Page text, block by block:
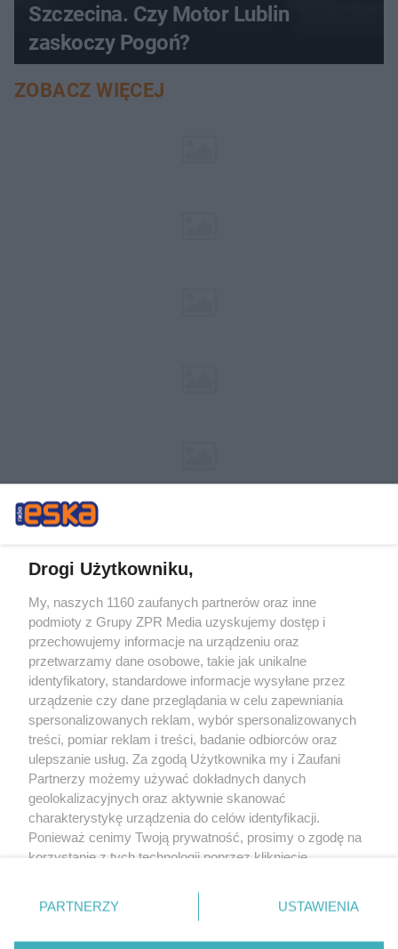
Szczecina. Czy Motor Lublin
zaskoczy Pogoń?
ZOBACZ WIĘCEJ
Żaden utwór zamieszczony w serwisie nie może być powielany i
rozpowszechniany lub dalej rozpowszechniany w jakikolwiek sposób (w
tym także elektroniczny lub mechaniczny) na jakimkolwiek polu
eksploatacji w jakiejkolwiek formie, włącznie z umieszczaniem w Internecie
bez pisemnej zgody właściciela praw. Jakiekolwiek użycie lub
wykorzystanie utworów w całości lub w części z naruszeniem prawa, tzn.
bez właściwej zgody, jest zabronione pod groźbą kary i może być ścigane
prawnie.
O nas
Drogi Użytkowniku,
My, naszych 1160 zaufanych partnerów oraz inne
podmioty z Grupy ZPR Media uzyskujemy dostęp i
przechowujemy informacje na urządzeniu oraz
przetwarzamy dane osobowe, takie jak unikalne
identyfikatory, standardowe informacje wysyłane przez
urządzenie czy dane przeglądania w celu zapewniania
spersonalizowanych reklam, wybór spersonalizowanych
treści, pomiar reklam i treści, badanie odbiorców oraz
ulepszanie usług. Za zgodą Użytkownika my i Zaufani
Partnerzy możemy używać dokładnych danych
geolokalizacyjnych oraz aktywnie skanować
charakterystykę urządzenia do celów identyfikacji.
Ponieważ cenimy Twoją prywatność, prosimy o zgodę na
korzystanie z tych technologii poprzez kliknięcie
zmienić/wycofać klikając przycisk ustawień prywatności
znajdujący się w lewym dolnym rogu strony
rodzaje przetwarzania danych nie wymagają zgody
PARTNERZY USTAWIENIA